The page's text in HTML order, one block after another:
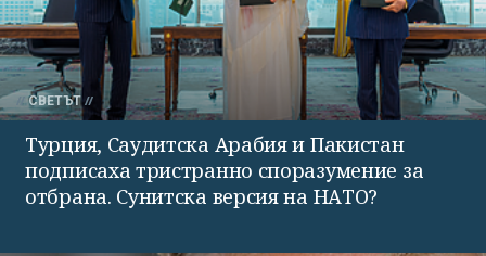
СВЕТЪТ
Турция, Саудитска Арабия и Пакистан
подписаха тристранно споразумение за
отбрана. Сунитска версия на НАТО?